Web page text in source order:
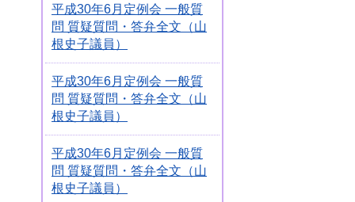
平成30年6月定例会 一般質
問 質疑質問・答弁全文（山
根史子議員）
平成30年6月定例会 一般質
問 質疑質問・答弁全文（山
根史子議員）
平成30年6月定例会 一般質
問 質疑質問・答弁全文（山
根史子議員）